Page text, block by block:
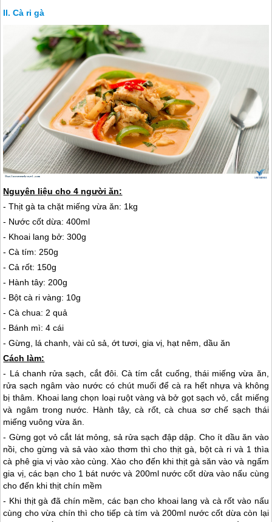
Cà ri gà
Nguyên liệu cho 4 người ăn:
- Thịt gà ta chặt miếng vừa ăn: 1kg
- Nước cốt dừa: 400ml
- Khoai lang bở: 300g
- Cà tím: 250g
- Cả rốt: 150g
- Hành tây: 200g
- Bột cà ri vàng: 10g
- Cà chua: 2 quả
- Bánh mì: 4 cái
- Gừng, lá chanh, vài củ sả, ớt tươi, gia vị, hạt nêm, dầu ăn
Cách làm:
- Lá chanh rửa sạch, cắt đôi. Cà tím cắt cuống, thái miếng vừa ăn,
rửa sạch ngâm vào nước có chút muối để cà ra hết nhựa và không
bị thâm. Khoai lang chọn loại ruột vàng và bở gọt sạch vỏ, cắt miếng
và ngâm trong nước. Hành tây, cà rốt, cà chua sơ chế sạch thái
miếng vuông vừa ăn.
- Gừng gọt vỏ cắt lát mỏng, sả rửa sạch đập dập. Cho ít dầu ăn vào
nồi, cho gừng và sả vào xào thơm thì cho thịt gà, bột cà ri và 1 thìa
cà phê gia vị vào xào cùng. Xào cho đến khi thịt gà săn vào và ngấm
gia vị, các bạn cho 1 bát nước và 200ml nước cốt dừa vào nấu cùng
cho đến khi thịt chín mềm
- Khi thịt gà đã chín mềm, các bạn cho khoai lang và cà rốt vào nấu
cùng cho vừa chín thì cho tiếp cà tím và 200ml nước cốt dừa còn lại